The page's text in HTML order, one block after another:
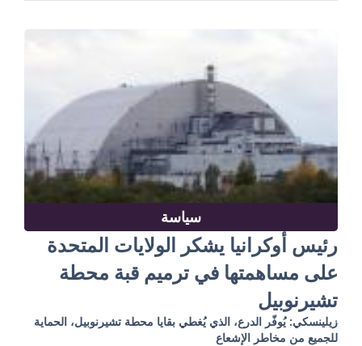
سياسة
رئيس أوكرانيا يشكر الولايات المتحدة
على مساهمتها في ترميم قبة محطة
تشيرنوبيل
زيلينسكي: يُوفّر الدرع، الذي يُغطي بقايا محطة تشيرنوبيل، الحماية
للجميع من مخاطر الإشعاع